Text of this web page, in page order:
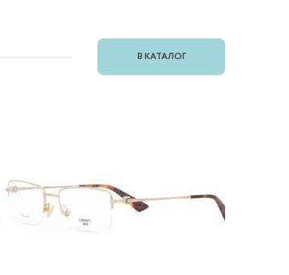
В КАТАЛОГ